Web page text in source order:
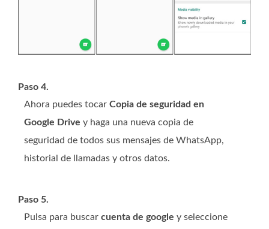
Paso 4.
Ahora puedes tocar Copia de seguridad en
Google Drive y haga una nueva copia de
seguridad de todos sus mensajes de WhatsApp,
historial de llamadas y otros datos.
Paso 5.
Pulsa para buscar cuenta de google y seleccione